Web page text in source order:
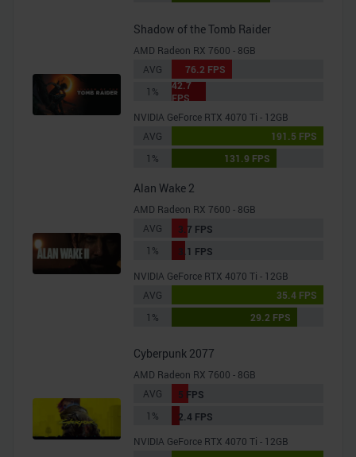
Shadow of the Tomb Raider
AMD Radeon RX 7600 - 8GB
AVG
76.2 FPS
1%
42.7
FPS
NVIDIA GeForce RTX 4070 Ti - 12GB
AVG
191.5 FPS
1%
131.9 FPS
Alan Wake 2
AMD Radeon RX 7600 - 8GB
AVG
3.7 FPS
1%
3.1 FPS
NVIDIA GeForce RTX 4070 Ti - 12GB
AVG
35.4 FPS
1%
29.2 FPS
Cyberpunk 2077
AMD Radeon RX 7600 - 8GB
AVG
5 FPS
1%
2.4 FPS
NVIDIA GeForce RTX 4070 Ti - 12GB